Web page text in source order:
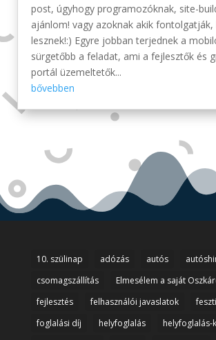
post, úgyhogy programozóknak, site-
ajánlom! vagy azoknak akik
lesznek!:) Egyre jobban terjednek a
sürgetőbb a feladat, ami a fejlesztők és
portál üzemeltetők...
bővebben
10. szülinap adózás autós
csomagszállítás
Elmesélem a saját
fejlesztés
felhasználói javaslatok
foglalási díj
helyfoglalás